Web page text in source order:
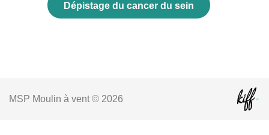
Dépistage du cancer du sein
MSP Moulin à vent © 2026